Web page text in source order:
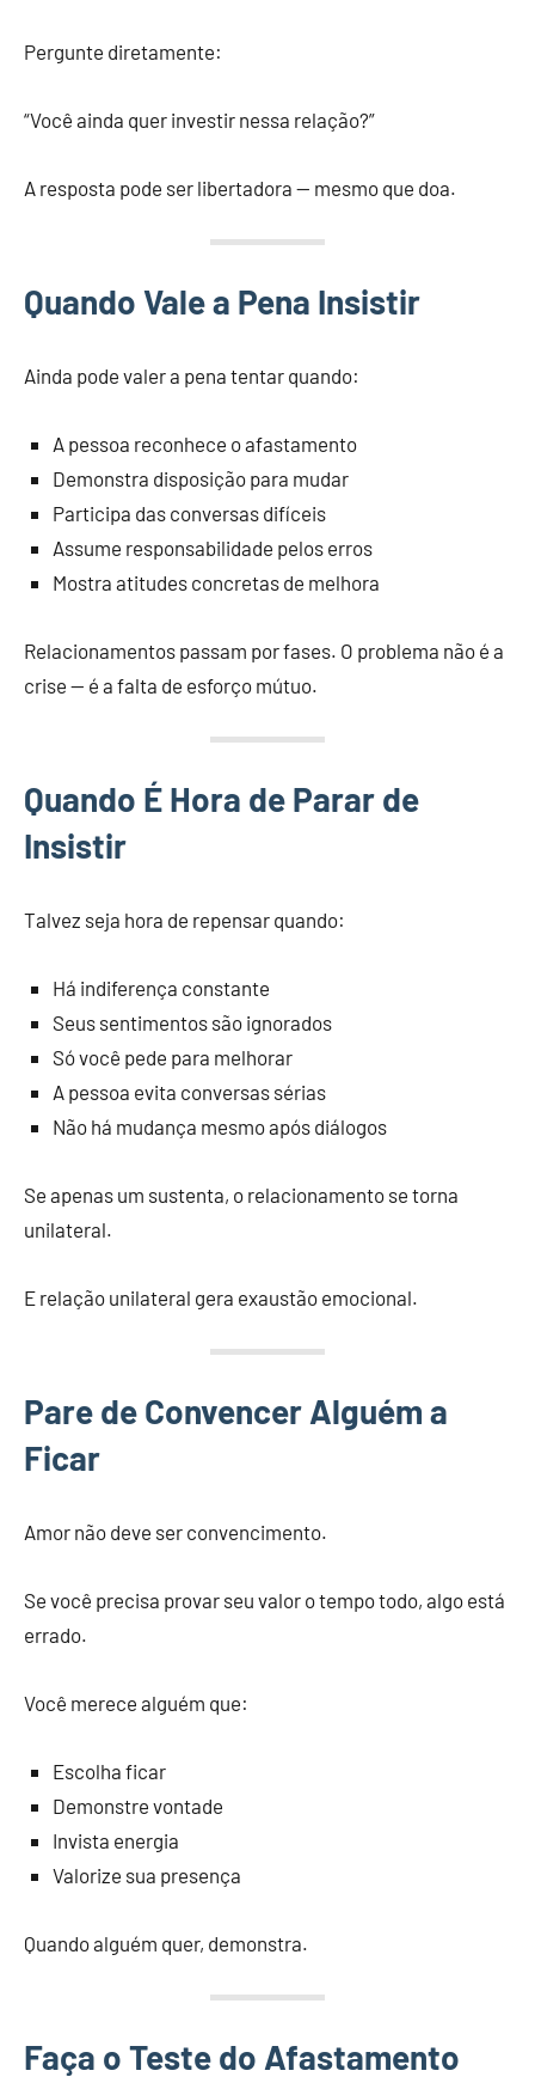
Pergunte diretamente:
“Você ainda quer investir nessa relação?”
A resposta pode ser libertadora — mesmo que doa.
Quando Vale a Pena Insistir
Ainda pode valer a pena tentar quando:
A pessoa reconhece o afastamento
Demonstra disposição para mudar
Participa das conversas difíceis
Assume responsabilidade pelos erros
Mostra atitudes concretas de melhora
Relacionamentos passam por fases. O problema não é a
crise — é a falta de esforço mútuo.
Quando É Hora de Parar de
Insistir
Talvez seja hora de repensar quando:
Há indiferença constante
Seus sentimentos são ignorados
Só você pede para melhorar
A pessoa evita conversas sérias
Não há mudança mesmo após diálogos
Se apenas um sustenta, o relacionamento se torna
unilateral.
E relação unilateral gera exaustão emocional.
Pare de Convencer Alguém a
Ficar
Amor não deve ser convencimento.
Se você precisa provar seu valor o tempo todo, algo está
errado.
Você merece alguém que:
Escolha ficar
Demonstre vontade
Invista energia
Valorize sua presença
Quando alguém quer, demonstra.
Faça o Teste do Afastamento